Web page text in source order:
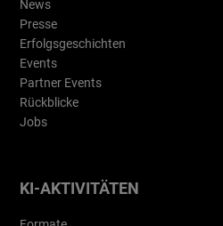
News
Presse
Erfolgsgeschichten
Events
Partner Events
Rückblicke
Jobs
KI-AKTIVITÄTEN